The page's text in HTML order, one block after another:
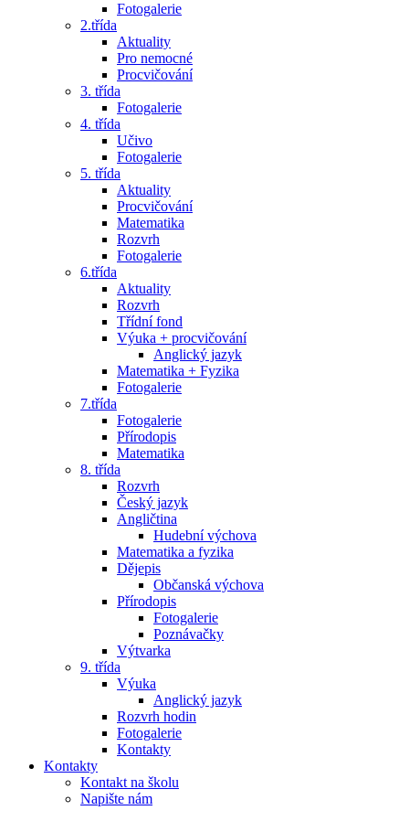
Fotogalerie
2.třída
Aktuality
Pro nemocné
Procvičování
3. třída
Fotogalerie
4. třída
Učivo
Fotogalerie
5. třída
Aktuality
Procvičování
Matematika
Rozvrh
Fotogalerie
6.třída
Aktuality
Rozvrh
Třídní fond
Výuka + procvičování
Anglický jazyk
Matematika + Fyzika
Fotogalerie
7.třída
Fotogalerie
Přírodopis
Matematika
8. třída
Rozvrh
Český jazyk
Angličtina
Hudební výchova
Matematika a fyzika
Dějepis
Občanská výchova
Přírodopis
Fotogalerie
Poznávačky
Výtvarka
9. třída
Výuka
Anglický jazyk
Rozvrh hodin
Fotogalerie
Kontakty
Kontakty
Kontakt na školu
Napište nám